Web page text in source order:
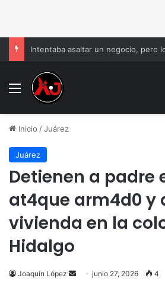
Menu
Inicio /Juárez
Juárez
Detienen a padre
at4que arm4d0 y
vivienda en la
Hidalgo
Joaquín López
Sendjunio 27, 2026 4